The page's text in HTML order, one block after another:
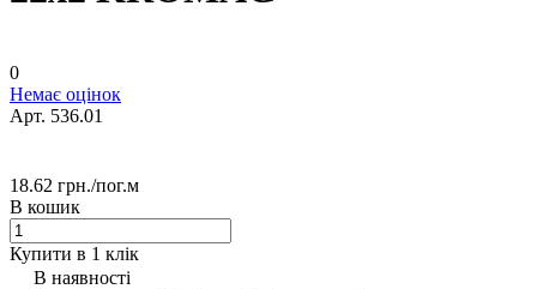
0
Немає оцінок
Арт. 536.01
18.62 грн./пог.м
В кошик
Купити в 1 клік
В наявності